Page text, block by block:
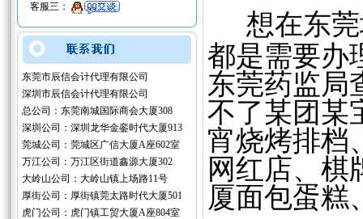
客服三：
东莞市辰信会计代理有限公司
深圳市辰信会计代理有限公司
总公司：东莞南城国际商会大厦308
深圳公司：深圳龙华金銮时代大厦913
莞城公司：莞城区广信大厦A座602室
万江公司：万江区街道鑫源大厦302
大岭山公司：大岭山镇上场路11号
厚街公司：厚街镇莞太路时代大厦501
虎门公司：虎门镇工贸大厦A座804室
想在东莞
都是需要办
东莞药监局
不了某团某
宵烧烤排档
网红店、棋
厦面包蛋糕